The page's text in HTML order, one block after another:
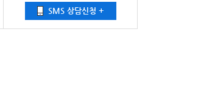
SMS 상담신청 +